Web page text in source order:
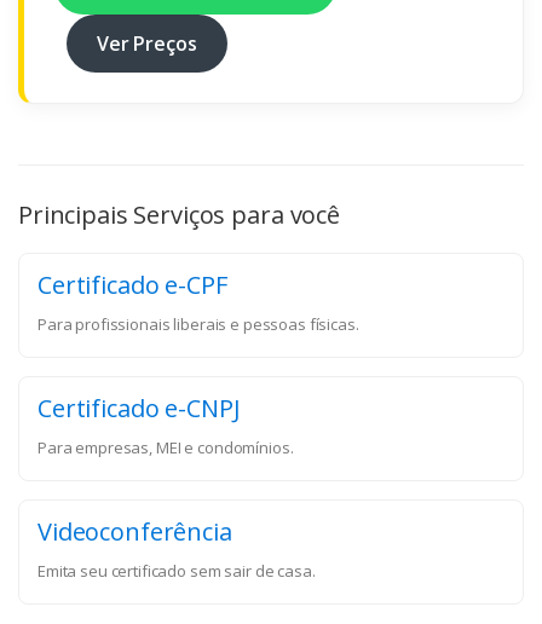
Ver Preços
Principais Serviços para você
Certificado e-CPF
Para profissionais liberais e pessoas físicas.
Certificado e-CNPJ
Para empresas, MEI e condomínios.
Videoconferência
Emita seu certificado sem sair de casa.